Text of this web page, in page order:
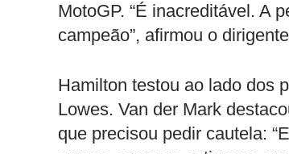
MotoGP. “É inacreditável. A
campeão”, afirmou o
Hamilton testou ao lado dos
Lowes. Van der Mark
que precisou pedir cautela: